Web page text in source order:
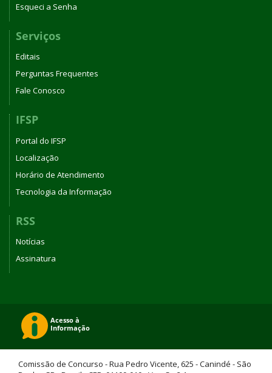
Esqueci a Senha
Serviços
Editais
Perguntas Frequentes
Fale Conosco
IFSP
Portal do IFSP
Localização
Horário de Atendimento
Tecnologia da Informação
RSS
Notícias
Assinatura
Comissão de Concurso - Rua Pedro Vicente, 625 - Canindé - São